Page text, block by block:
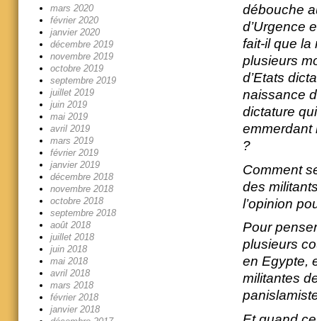
débouche
d’Urgence
fait-il que
plusieurs
d’Etats
naissance
dictature
emmerdant
?
Comment
des
l’opinion
Pour
plusieurs
en Egypte,
militantes
mars 2020
février 2020
janvier 2020
décembre 2019
novembre 2019
octobre 2019
septembre 2019
juillet 2019
juin 2019
mai 2019
avril 2019
mars 2019
février 2019
janvier 2019
décembre 2018
novembre 2018
octobre 2018
septembre 2018
août 2018
juillet 2018
juin 2018
mai 2018
avril 2018
mars 2018
février 2018
janvier 2018